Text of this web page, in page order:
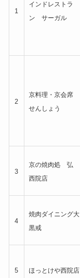
1
インドレストラ
ン サーガル
2
京料理・京会席
せんしょう
3
京の焼肉処 弘
西院店
4
焼肉ダイニング大
黒戒
5 ほっとけや西院店